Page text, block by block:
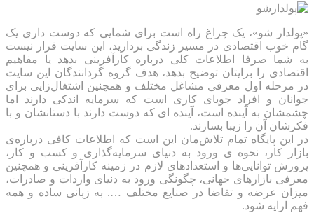
«پولدار شو»، یک چراغ راه است برای شمایی که دوست داری یک
گام خوب اقتصادی در مسیر زندگی بردارید، این سایت قرار نیست
به شما صرفا اطلاعات کلی درباره کارآفرینی بدهد یا مفاهیم
اقتصادی را برایتان توضیح بدهد، هدف گروه گردانندگان این سایت
در مرحله اول معرفی مشاغل مختلف و همچنین اشتغال‌زایی برای
جوانان و افراد جویای کاری است که سرمایه اندکی دارند اما
چشمشان به آینده است، آینده ای که دوست دارند با دستانشان و با
فکرشان آن را زیبا بسازند.
در این پایگاه تمام تلاش‌مان این است که ‌اطلاعات کافی درباره‌ی
بازار کار، نحوه ی ورود به دنیای سرمایه‌گذاری و کسب و کار،
پرورش توانایی‌ها و استعدادهای لازم در زمینه کارآفرینی و همچنین
معرفی بازارهای جهانی، چگونگی ورود به دنیای واردات و صادرات،
میزان عرضه و تقاضا در صنایع مختلف …. به زبانی ساده و همه
فهم ارایه شود.